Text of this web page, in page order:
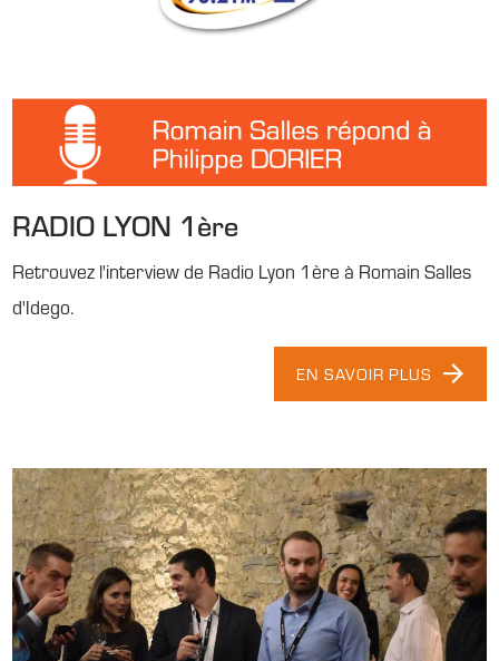
RADIO LYON 1ère
Retrouvez l'interview de Radio Lyon 1ère à Romain Salles
d'Idego.
EN SAVOIR PLUS